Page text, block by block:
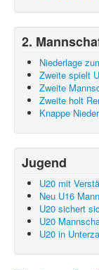
2.
Niederlage
Zweite spielt
Zweite
Zweite holt
Knappe
Jugend
U20 mit
Neu U16
U20 sichert
U20
U20 in